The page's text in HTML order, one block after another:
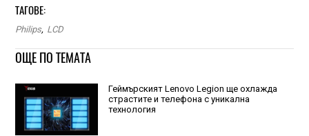
ТАГОВЕ:
Philips, LCD
ОЩЕ ПО ТЕМАТА
Геймърският Lenovo Legion ще охлажда
страстите и телефона с уникална
технология